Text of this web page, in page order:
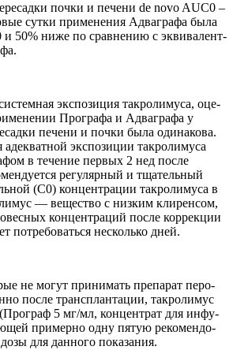
почки и печени de novo AUC0 –
сутки при­ме­не­ния Адваграфа была
и 50% ниже по срав­не­нию с экви­ва­лент­
экс­по­зиция такро­лимуса, оце­
Прографа и Адваграфа у
печени и почки была оди­на­кова.
экс­по­зиции такро­лимуса
в тече­ние пер­вых 2 нед после
регу­ляр­ный и тща­тель­ный
(С0) концен­трации такро­лимуса в
— веще­ство с низ­ким кли­рен­сом,
концен­траций после кор­рекции
потре­бо­ваться несколько дней.
не могут при­нимать препа­рат перо­
после трансплан­тации, такро­лимус
5 мг/​мл, концен­трат для инфу­
при­мерно одну пятую рекомен­до­
для дан­ного показания.